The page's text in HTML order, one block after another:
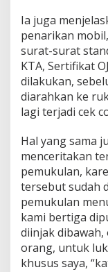
Ia juga
penarikan
surat-surat
KTA, Sertifikat
dilakukan,
diarahkan ke
lagi terjadi cek
Hal yang sama
menceritakan
pemukulan,
tersebut sudah
pemukulan
kami bertiga
diinjak
orang, untuk
khusus saya,